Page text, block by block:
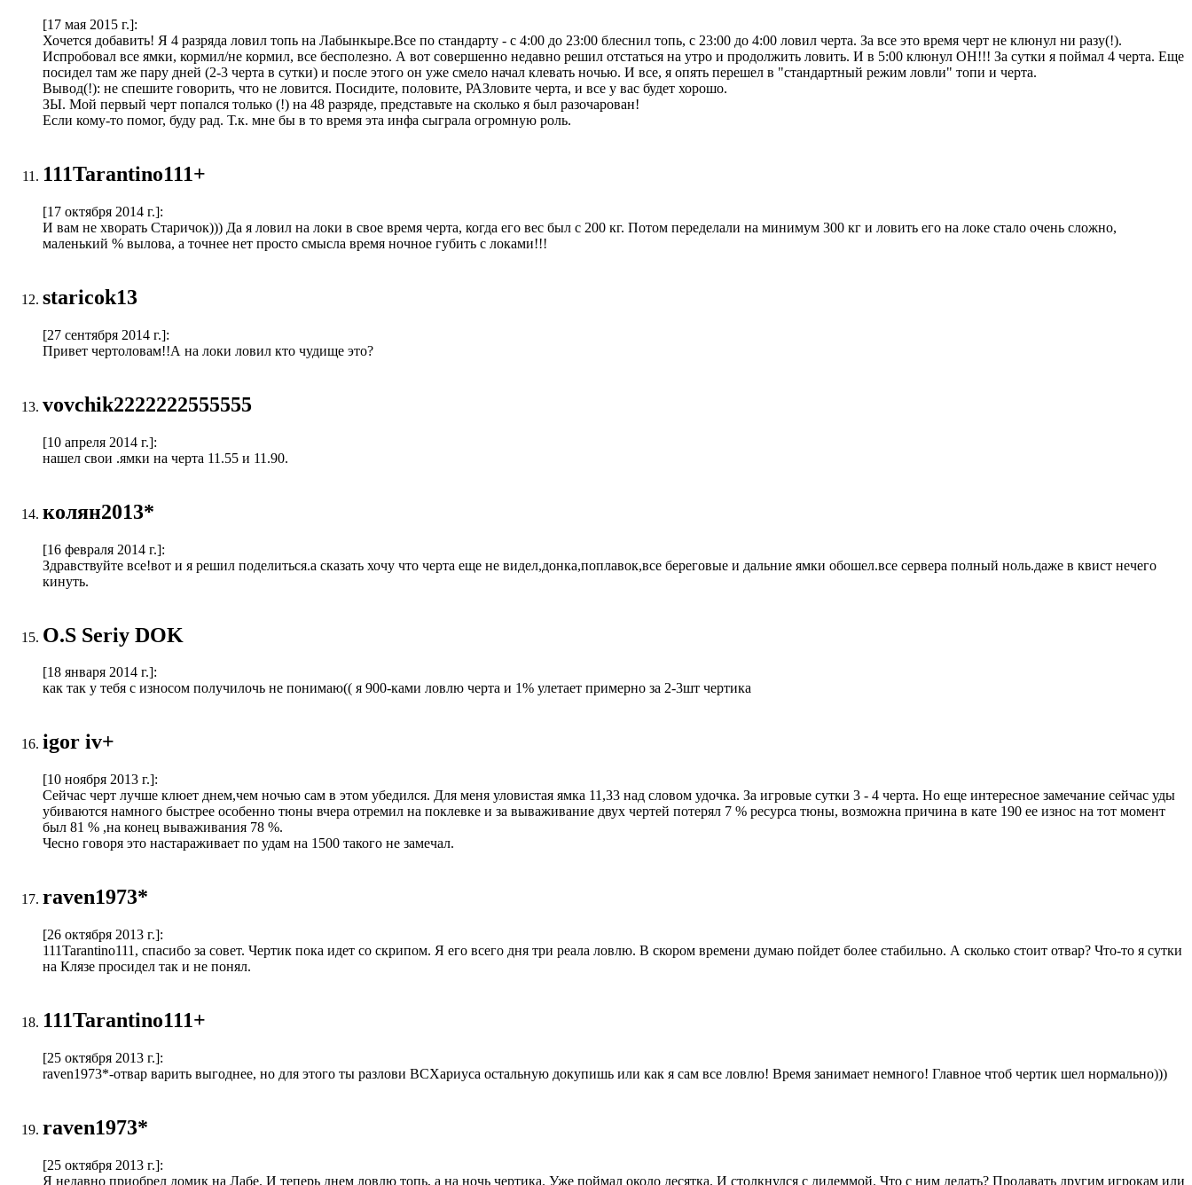
[17 мая 2015 г.]:
Хочется добавить! Я 4 разряда ловил топь на Лабынкыре.Все по стандарту - с 4:00 до 23:00 блеснил топь, с 23:00 до 4:00 ловил черта. За все это время черт не клюнул ни разу(!).
Испробовал все ямки, кормил/не кормил, все бесполезно. А вот совершенно недавно решил отстаться на утро и продолжить ловить. И в 5:00 клюнул ОН!!! За сутки я поймал 4 черта. Еще
посидел там же пару дней (2-3 черта в сутки) и после этого он уже смело начал клевать ночью. И все, я опять перешел в "стандартный режим ловли" топи и черта.
Вывод(!): не спешите говорить, что не ловится. Посидите, половите, РАЗловите черта, и все у вас будет хорошо.
ЗЫ. Мой первый черт попался только (!) на 48 разряде, представьте на сколько я был разочарован!
Если кому-то помог, буду рад. Т.к. мне бы в то время эта инфа сыграла огромную роль.
111Tarantino111+
[17 октября 2014 г.]:
И вам не хворать Старичок))) Да я ловил на локи в свое время черта, когда его вес был с 200 кг. Потом переделали на минимум 300 кг и ловить его на локе стало очень сложно,
маленький % вылова, а точнее нет просто смысла время ночное губить с локами!!!
staricok13
[27 сентября 2014 г.]:
Привет чертоловам!!А на локи ловил кто чудище это?
vovchik2222222555555
[10 апреля 2014 г.]:
нашел свои .ямки на черта 11.55 и 11.90.
колян2013*
[16 февраля 2014 г.]:
Здравствуйте все!вот и я решил поделиться.а сказать хочу что черта еще не видел,донка,поплавок,все береговые и дальние ямки обошел.все сервера полный ноль.даже в квист нечего
кинуть.
O.S Seriy DOK
[18 января 2014 г.]:
как так у тебя с износом получилочь не понимаю(( я 900-ками ловлю черта и 1% улетает примерно за 2-3шт чертика
igor iv+
[10 ноября 2013 г.]:
Сейчас черт лучше клюет днем,чем ночью сам в этом убедился. Для меня уловистая ямка 11,33 над словом удочка. За игровые сутки 3 - 4 черта. Но еще интересное замечание сейчас уды
убиваются намного быстрее особенно тюны вчера отремил на поклевке и за вываживание двух чертей потерял 7 % ресурса тюны, возможна причина в кате 190 ее износ на тот момент
был 81 % ,на конец вываживания 78 %.
Чесно говоря это настараживает по удам на 1500 такого не замечал.
raven1973*
[26 октября 2013 г.]:
111Tarantino111, спасибо за совет. Чертик пока идет со скрипом. Я его всего дня три реала ловлю. В скором времени думаю пойдет более стабильно. А сколько стоит отвар? Что-то я сутки
на Клязе просидел так и не понял.
111Tarantino111+
[25 октября 2013 г.]:
raven1973*-отвар варить выгоднее, но для этого ты разлови ВСХариуса остальную докупишь или как я сам все ловлю! Время занимает немного! Главное чтоб чертик шел нормально)))
raven1973*
[25 октября 2013 г.]:
Я недавно приобрел домик на Лабе. И теперь днем ловлю топь, а на ночь чертика. Уже поймал около десятка. И столкнулся с дилеммой. Что с ним делать? Продавать другим игрокам или